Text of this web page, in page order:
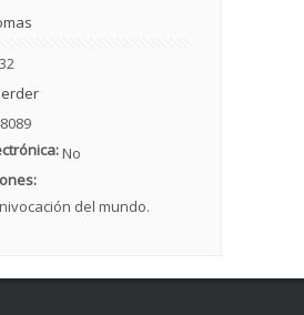
No
del mundo.